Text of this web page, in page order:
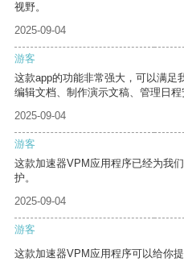
视野。
2025-09-04
游客
这款app的功能非常强大，可以满足
编辑文档、制作演示文稿、管理日程
2025-09-04
游客
这款加速器VPM应用程序已经为我
护。
2025-09-04
游客
这款加速器VPM应用程序可以给你